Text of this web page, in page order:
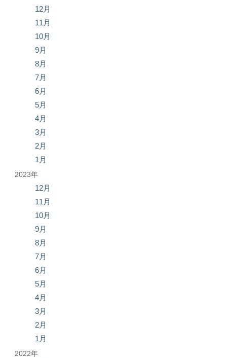
12月
11月
10月
9月
8月
7月
6月
5月
4月
3月
2月
1月
2023年
12月
11月
10月
9月
8月
7月
6月
5月
4月
3月
2月
1月
2022年